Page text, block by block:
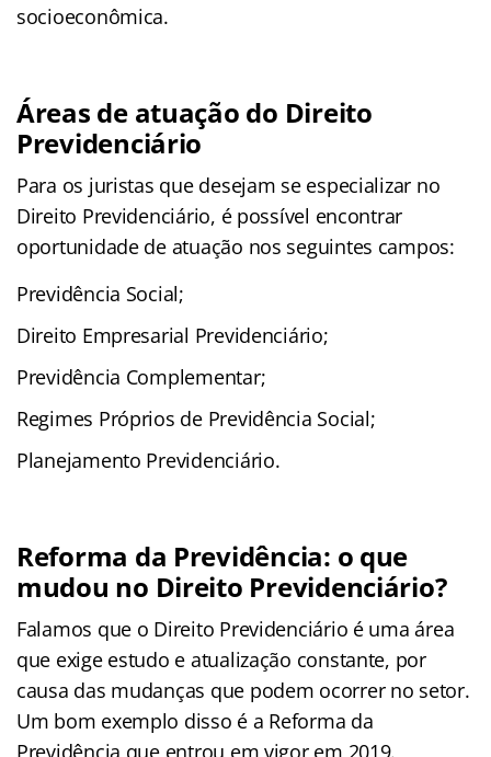
socioeconômica.
Áreas de atuação do Direito
Previdenciário
Para os juristas que desejam se especializar no
Direito Previdenciário, é possível encontrar
oportunidade de atuação nos seguintes campos:
Previdência Social;
Direito Empresarial Previdenciário;
Previdência Complementar;
Regimes Próprios de Previdência Social;
Planejamento Previdenciário.
Reforma da Previdência: o que
mudou no Direito Previdenciário?
Falamos que o Direito Previdenciário é uma área
que exige estudo e atualização constante, por
causa das mudanças que podem ocorrer no setor.
Um bom exemplo disso é a Reforma da
Previdência que entrou em vigor em 2019.